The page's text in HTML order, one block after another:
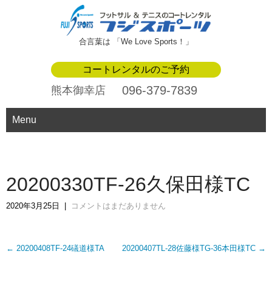
合言葉は 「We Love Sports！」
コートレンタルのご予約
熊本御幸店 096-379-7839
Menu
20200330TF-26久保田様TC
2020年3月25日 コメントはまだありません
Post
← 20200408TF-24礒道様TA 20200407TL-28佐藤様TG-36本田様TC →